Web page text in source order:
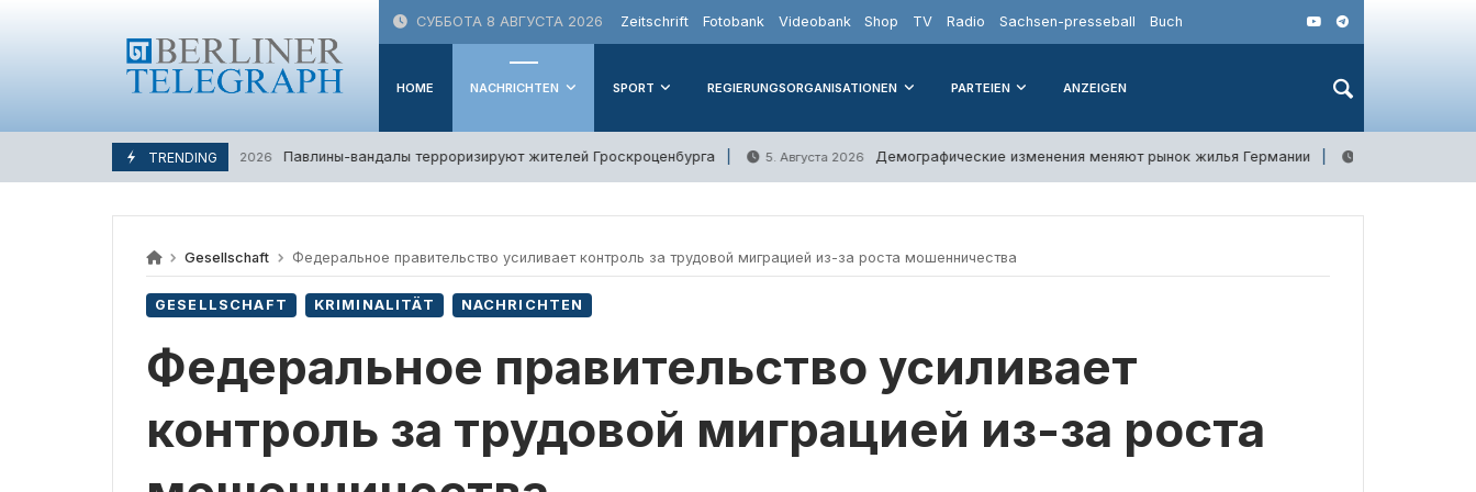
СУББОТА 8 АВГУСТА 2026 Zeitschrift Fotobank Videobank Shop TV Radio Sachsen-presseball Buch
HOME NACHRICHTEN SPORT REGIERUNGSORGANISATIONEN PARTEIEN ANZEIGEN
TRENDING
7. Августа 2026 Павлины-вандалы терроризируют жителей Гроскроценбурга 5. Августа 2026 Демографические изменения меняют рынок жилья Германии 6. Августа 2026
Gesellschaft Федеральное правительство усиливает контроль за трудовой миграцией из-за роста мошенничества
GESELLSCHAFT KRIMINALITÄT NACHRICHTEN
Федеральное правительство усиливает
контроль за трудовой миграцией из-за роста